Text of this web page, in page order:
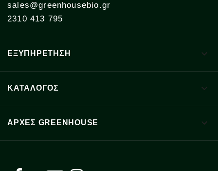
sales@greenhousebio.gr
2310 413 795
ΕΞΥΠΗΡΕΤΗΣΗ 
ΚΑΤΑΛΟΓΟΣ 
ΑΡΧΈΣ GREENHOUSE 